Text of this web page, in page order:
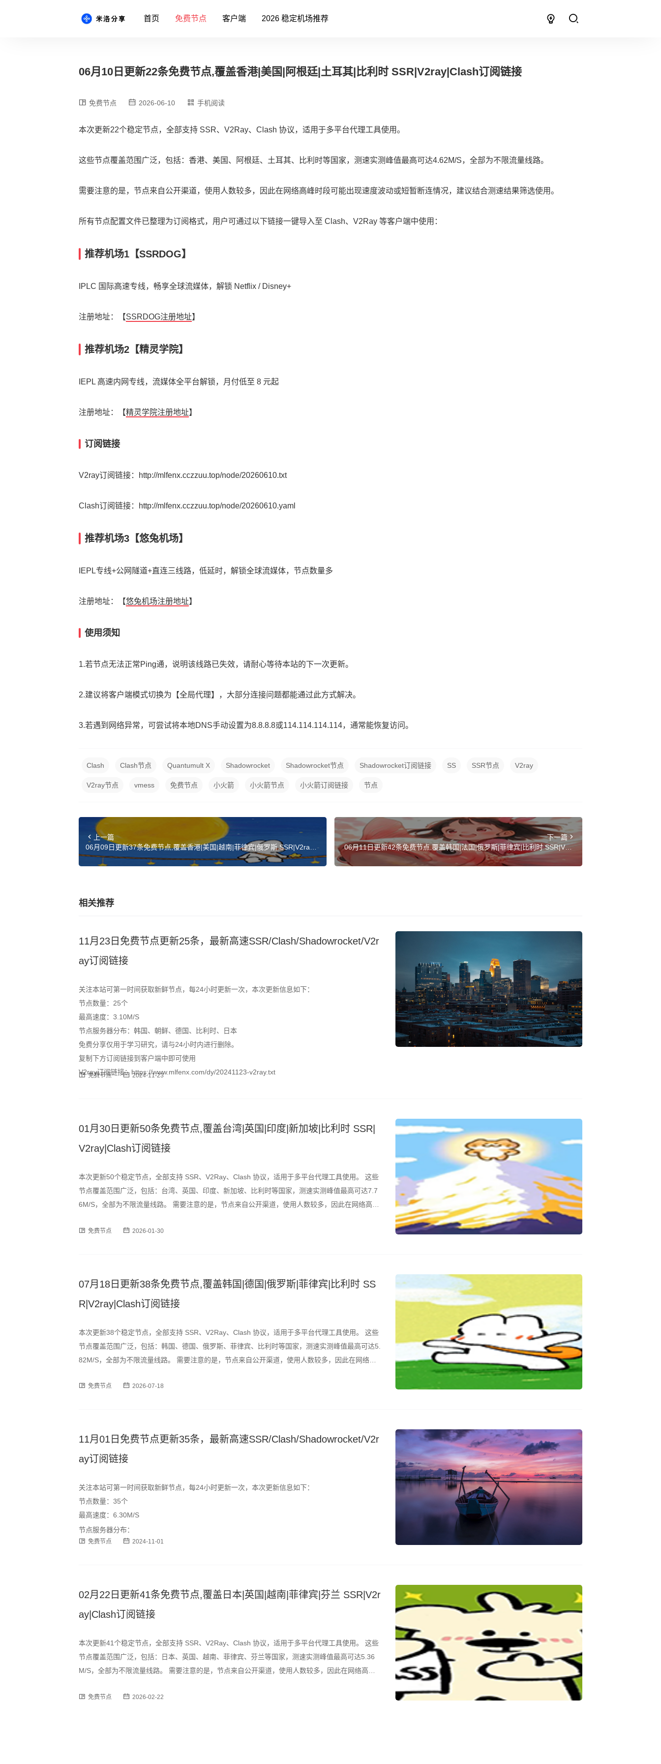
首页 免费节点 客户端 2026 稳定机场推荐
06月10日更新22条免费节点,覆盖香港|美国|阿根廷|土耳其|比利时 SSR|V2ray|Clash订阅链接
免费节点 2026-06-10 手机阅读
本次更新22个稳定节点，全部支持 SSR、V2Ray、Clash 协议，适用于多平台代理工具使用。
这些节点覆盖范围广泛，包括：香港、美国、阿根廷、土耳其、比利时等国家，测速实测峰值最高可达4.62M/S，全部为不限流量线路。
需要注意的是，节点来自公开渠道，使用人数较多，因此在网络高峰时段可能出现速度波动或短暂断连情况，建议结合测速结果筛选使用。
所有节点配置文件已整理为订阅格式，用户可通过以下链接一键导入至 Clash、V2Ray 等客户端中使用：
推荐机场1【SSRDOG】
IPLC 国际高速专线，畅享全球流媒体，解锁 Netflix / Disney+
注册地址：【SSRDOG注册地址】
推荐机场2【精灵学院】
IEPL 高速内网专线，流媒体全平台解锁，月付低至 8 元起
注册地址：【精灵学院注册地址】
订阅链接
V2ray订阅链接：http://mlfenx.cczzuu.top/node/20260610.txt
Clash订阅链接：http://mlfenx.cczzuu.top/node/20260610.yaml
推荐机场3【悠兔机场】
IEPL专线+公网隧道+直连三线路，低延时，解锁全球流媒体，节点数量多
注册地址：【悠兔机场注册地址】
使用须知
1.若节点无法正常Ping通，说明该线路已失效，请耐心等待本站的下一次更新。
2.建议将客户端模式切换为【全局代理】，大部分连接问题都能通过此方式解决。
3.若遇到网络异常，可尝试将本地DNS手动设置为8.8.8.8或114.114.114.114，通常能恢复访问。
Clash Clash节点 Quantumult X Shadowrocket Shadowrocket节点 Shadowrocket订阅链接 SS SSR节点 V2ray
V2ray节点 vmess 免费节点 小火箭 小火箭节点 小火箭订阅链接 节点
上一篇
06月09日更新37条免费节点,覆盖香港|美国|越南|菲律宾|俄罗斯 SSR|V2ray|
Clash订阅链接
下一篇
06月11日更新42条免费节点,覆盖韩国|法国|俄罗斯|菲律宾|比利时 SSR|V2ra
y|Clash订阅链接
相关推荐
11月23日免费节点更新25条，最新高速SSR/Clash/Shadowrocket/V2r
ay订阅链接
关注本站可第一时间获取新鲜节点，每24小时更新一次，本次更新信息如下：
节点数量：25个
最高速度：3.10M/S
节点服务器分布：韩国、朝鲜、德国、比利时、日本
免费分享仅用于学习研究，请与24小时内进行删除。
复制下方订阅链接到客户端中即可使用
V2ray订阅链接：https://www.mlfenx.com/dy/20241123-v2ray.txt
免费节点 2024-11-23
01月30日更新50条免费节点,覆盖台湾|英国|印度|新加坡|比利时 SSR|
V2ray|Clash订阅链接
本次更新50个稳定节点，全部支持 SSR、V2Ray、Clash 协议，适用于多平台代理工具使用。 这些
节点覆盖范围广泛，包括：台湾、英国、印度、新加坡、比利时等国家，测速实测峰值最高可达7.7
6M/S，全部为不限流量线路。 需要注意的是，节点来自公开渠道，使用人数较多，因此在网络高峰
订阅格式，用户可通过以下链
免费节点 2026-01-30
07月18日更新38条免费节点,覆盖韩国|德国|俄罗斯|菲律宾|比利时 SS
R|V2ray|Clash订阅链接
本次更新38个稳定节点，全部支持 SSR、V2Ray、Clash 协议，适用于多平台代理工具使用。 这些
节点覆盖范围广泛，包括：韩国、德国、俄罗斯、菲律宾、比利时等国家，测速实测峰值最高可达5.
82M/S，全部为不限流量线路。 需要注意的是，节点来自公开渠道，使用人数较多，因此在网络高
为订阅格式，用户可通过以下
免费节点 2026-07-18
11月01日免费节点更新35条，最新高速SSR/Clash/Shadowrocket/V2r
ay订阅链接
关注本站可第一时间获取新鲜节点，每24小时更新一次，本次更新信息如下：
节点数量：35个
最高速度：6.30M/S
节点服务器分布：
免费节点 2024-11-01
02月22日更新41条免费节点,覆盖日本|英国|越南|菲律宾|芬兰 SSR|V2r
ay|Clash订阅链接
本次更新41个稳定节点，全部支持 SSR、V2Ray、Clash 协议，适用于多平台代理工具使用。 这些
节点覆盖范围广泛，包括：日本、英国、越南、菲律宾、芬兰等国家，测速实测峰值最高可达5.36
M/S，全部为不限流量线路。 需要注意的是，节点来自公开渠道，使用人数较多，因此在网络高峰
订阅格式，用户可通过以下链接
免费节点 2026-02-22